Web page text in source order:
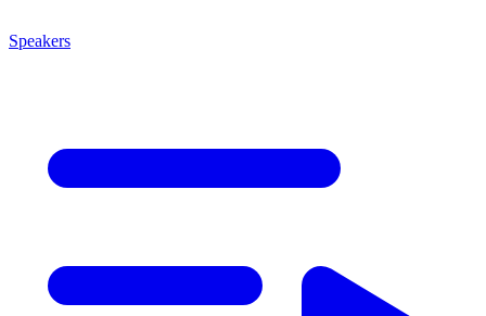
Speakers